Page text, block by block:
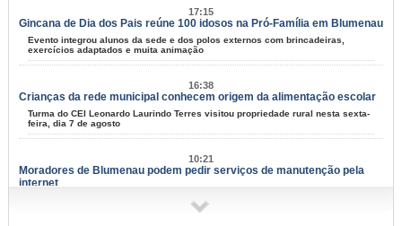
17:15
Gincana de Dia dos Pais reúne 100 idosos na Pró-Família em Blumenau
Evento integrou alunos da sede e dos polos externos com brincadeiras,
exercícios adaptados e muita animação
16:38
Crianças da rede municipal conhecem origem da alimentação escolar
Turma do CEI Leonardo Laurindo Terres visitou propriedade rural nesta sexta-
feira, dia 7 de agosto
10:21
Moradores de Blumenau podem pedir serviços de manutenção pela
internet